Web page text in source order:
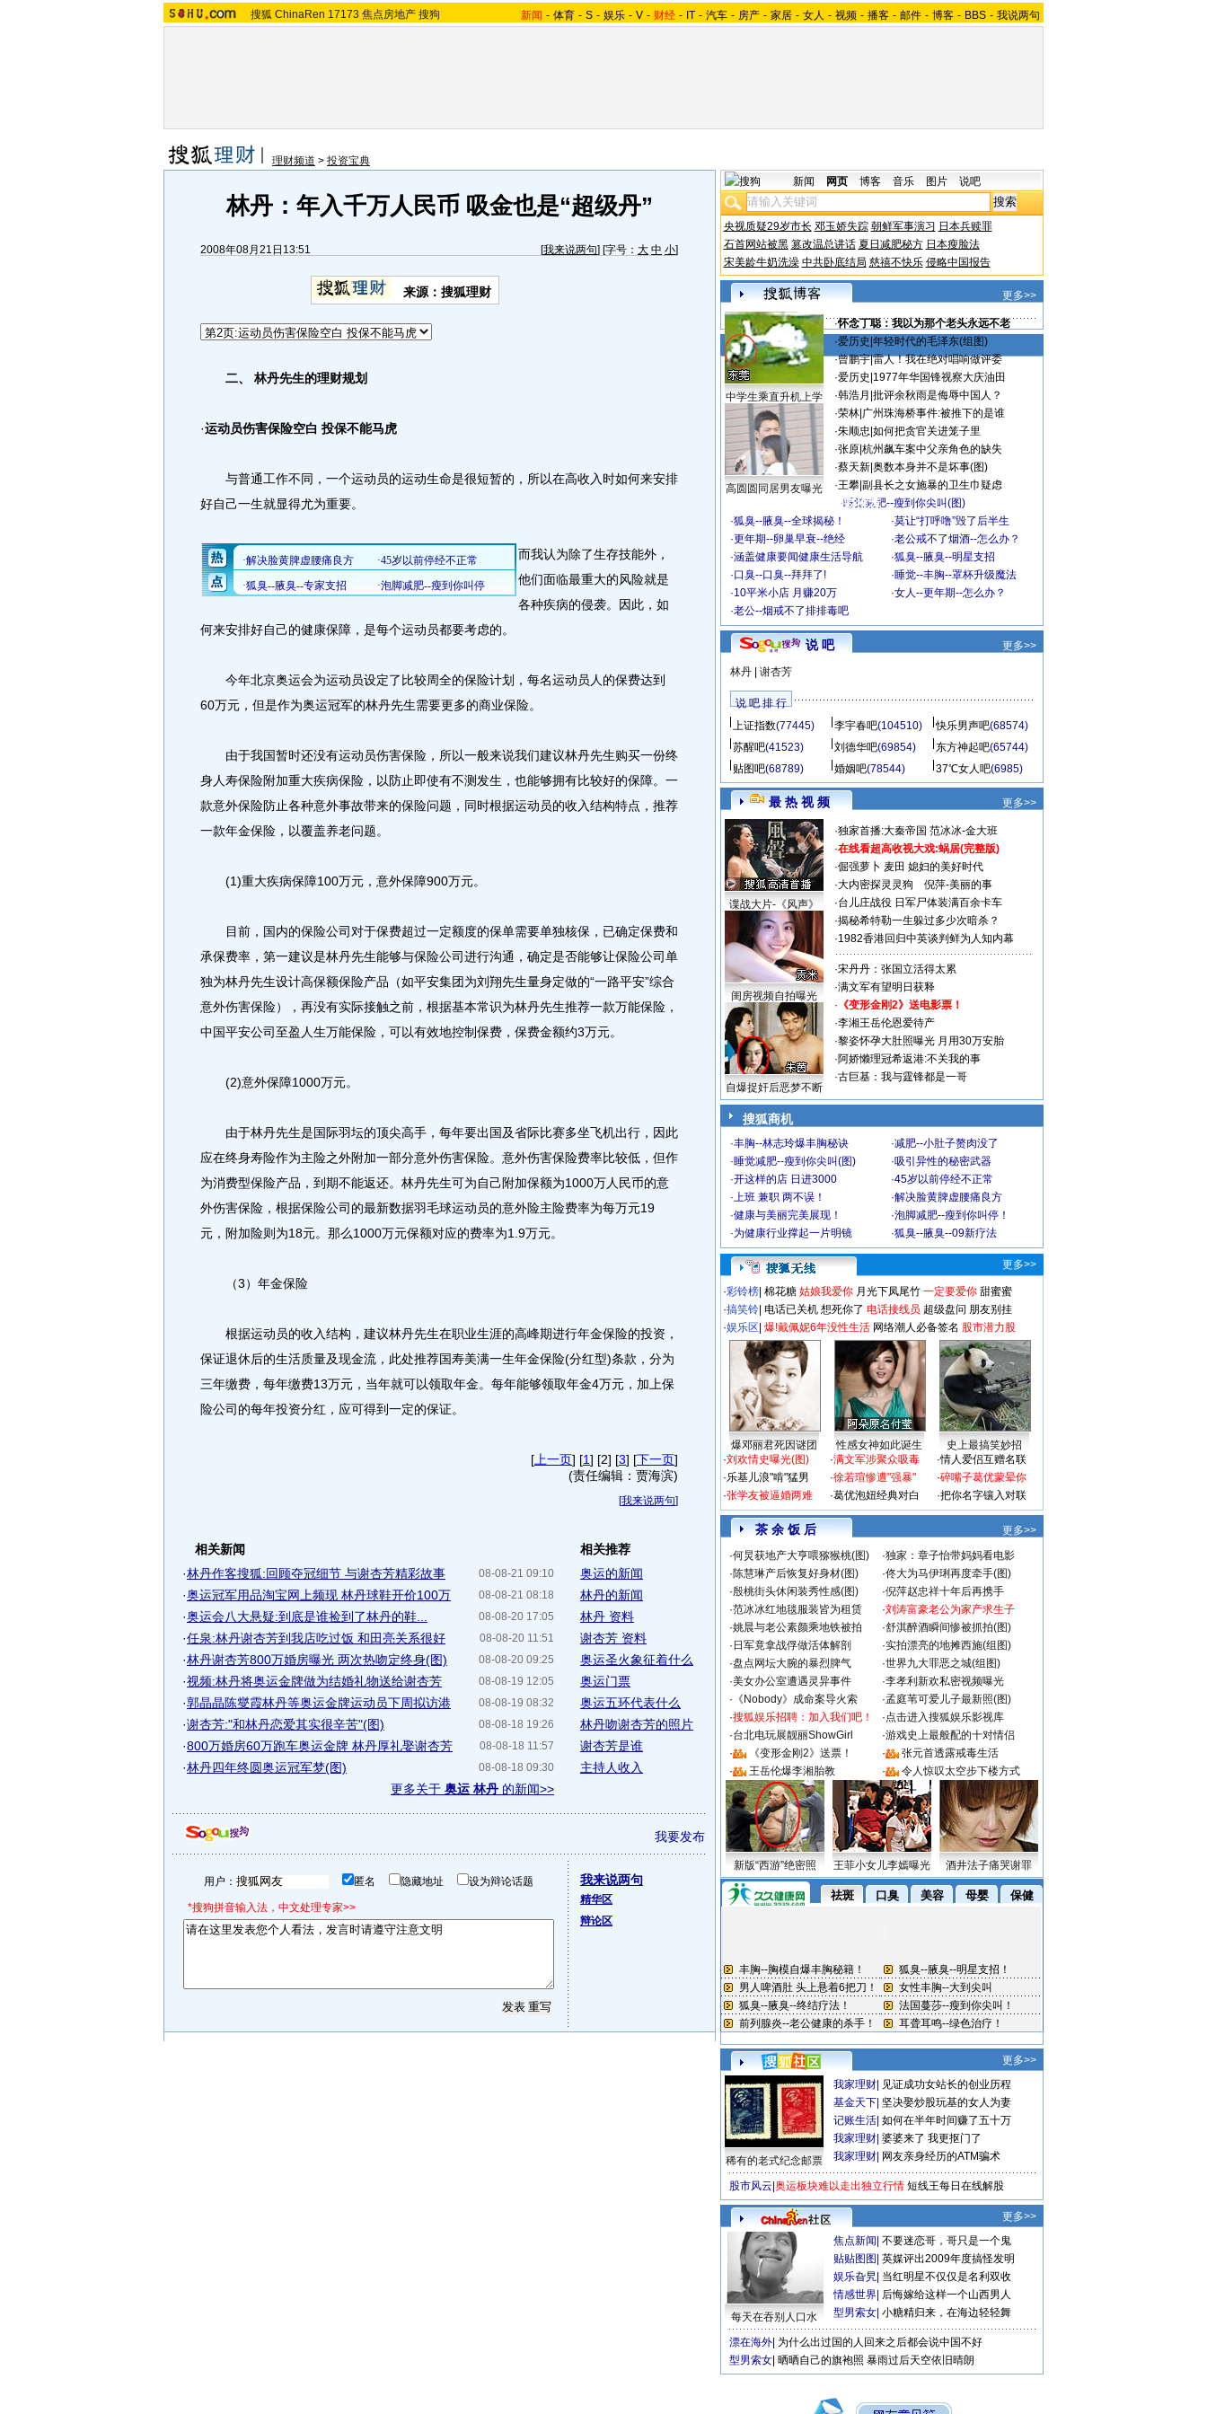
搜狐 ChinaRen 17173 焦点房地产 搜狗 新闻 - 体育 - S - 娱乐 - V - 财经 - IT - 汽车 - 房产 - 家居 - 女人 - 视频 - 播客 - 邮件 - 博客 - BBS - 我说两句
理财频道 > 投资宝典
林丹：年入千万人民币 吸金也是“超级丹”
2008年08月21日13:51 [我来说两句] [字号： 大 中 小]
来源：搜狐理财
二、 林丹先生的理财规划
·运动员伤害保险空白 投保不能马虎
与普通工作不同，一个运动员的运动生命是很短暂的，所以在高收入时如何来安排
好自己一生就显得尤为重要。
而我认为除了生存技能外，
他们面临最重大的风险就是
各种疾病的侵袭。因此，如
何来安排好自己的健康保障，是每个运动员都要考虑的。
今年北京奥运会为运动员设定了比较周全的保险计划，每名运动员人的保费达到
60万元，但是作为奥运冠军的林丹先生需要更多的商业保险。
由于我国暂时还没有运动员伤害保险，所以一般来说我们建议林丹先生购买一份终
身人寿保险附加重大疾病保险，以防止即使有不测发生，也能够拥有比较好的保障。一
款意外保险防止各种意外事故带来的保险问题，同时根据运动员的收入结构特点，推荐
一款年金保险，以覆盖养老问题。
(1)重大疾病保障100万元，意外保障900万元。
目前，国内的保险公司对于保费超过一定额度的保单需要单独核保，已确定保费和
承保费率，第一建议是林丹先生能够与保险公司进行沟通，确定是否能够让保险公司单
独为林丹先生设计高保额保险产品（如平安集团为刘翔先生量身定做的“一路平安”综合
意外伤害保险），再没有实际接触之前，根据基本常识为林丹先生推荐一款万能保险，
中国平安公司至盈人生万能保险，可以有效地控制保费，保费金额约3万元。
(2)意外保障1000万元。
由于林丹先生是国际羽坛的顶尖高手，每年要出国及省际比赛多坐飞机出行，因此
应在终身寿险作为主险之外附加一部分意外伤害保险。意外伤害保险费率比较低，但作
为消费型保险产品，到期不能返还。林丹先生可为自己附加保额为1000万人民币的意
外伤害保险，根据保险公司的最新数据羽毛球运动员的意外险主险费率为每万元19
元，附加险则为18元。那么1000万元保额对应的费率为1.9万元。
（3）年金保险
根据运动员的收入结构，建议林丹先生在职业生涯的高峰期进行年金保险的投资，
保证退休后的生活质量及现金流，此处推荐国寿美满一生年金保险(分红型)条款，分为
三年缴费，每年缴费13万元，当年就可以领取年金。每年能够领取年金4万元，加上保
险公司的每年投资分红，应可得到一定的保证。
[ 上一页] [1] [2] [3] [下一页]
(责任编辑：贾海滨)
[我来说两句]
相关新闻
08-08-21 09:10
·林丹作客搜狐:回顾夺冠细节 与谢杏芳精彩故事
08-08-21 08:18
·奥运冠军用品淘宝网上频现 林丹球鞋开价100万
08-08-20 17:05
·奥运会八大悬疑:到底是谁捡到了林丹的鞋...
08-08-20 11:51
·任泉:林丹谢杏芳到我店吃过饭 和田亮关系很好
08-08-20 09:25
·林丹谢杏芳800万婚房曝光 两次热吻定终身(图)
08-08-19 12:05
·视频:林丹将奥运金牌做为结婚礼物送给谢杏芳
08-08-19 08:32
·郭晶晶陈燮霞林丹等奥运金牌运动员下周拟访港
08-08-18 19:26
·谢杏芳:"和林丹恋爱其实很辛苦"(图)
08-08-18 11:57
·800万婚房60万跑车奥运金牌 林丹厚礼娶谢杏芳
08-08-18 09:30
·林丹四年终圆奥运冠军梦(图)
更多关于 奥运 林丹 的新闻>>
相关推荐
奥运的新闻
林丹的新闻
林丹 资料
谢杏芳 资料
奥运圣火象征着什么
奥运门票
奥运五环代表什么
林丹吻谢杏芳的照片
谢杏芳是谁
主持人收入
我要发布
用户： 匿名 隐藏地址 设为辩论话题
*搜狗拼音输入法，中文处理专家>>
我来说两句
精华区
辩论区
新闻 网页 博客 音乐 图片 说吧
央视质疑29岁市长 邓玉娇失踪 朝鲜军事演习 日本兵赎罪
石首网站被黑 篡改温总讲话 夏日减肥秘方 日本瘦脸法
宋美龄牛奶洗澡 中共卧底结局 慈禧不快乐 侵略中国报告
更多>>
中学生乘直升机上学
高圆圆同居男友曝光
·怀念丁聪：我以为那个老头永远不老
·爱历史 年轻时代的毛泽东(组图)
·曾鹏宇|雷人！我在绝对唱响做评委
·爱历史 1977年华国锋视察大庆油田
·韩浩月 批评余秋雨是侮辱中国人？
·荣林| 广州珠海桥事件:被推下的是谁
·朱顺忠 如何把贪官关进笼子里
·张原| 杭州飙车案中父亲角色的缺失
·蔡天新| 奥数本身并不是坏事(图)
·王攀| 副县长之女施暴的卫生巾疑虑
精彩推荐
·睡觉减肥--瘦到你尖叫(图)
·狐臭--腋臭--全球揭秘！ ·莫让“打呼噜”毁了后半生
·更年期--卵巢早衰--绝经 ·老公戒不了烟酒--怎么办？
·涵盖健康要闻健康生活导航 ·狐臭--腋臭--明星支招
·口臭--口臭--拜拜了! ·睡觉--丰胸--罩杯升级魔法
·10平米小店 月赚20万 ·女人--更年期--怎么办？
·老公--烟戒不了排排毒吧
说 吧 更多>>
林丹| 谢杏芳
说 吧 排 行
上证指数(77445) 李宇春吧(104510) 快乐男声吧(68574)
苏醒吧(41523) 刘德华吧(69854) 东方神起吧(65744)
贴图吧(68789) 婚姻吧(78544) 37℃女人吧(6985)
最 热 视 频 更多>>
谍战大片-《风声》
闺房视频自拍曝光
自爆捉奸后恶梦不断
·独家首播:大秦帝国 范冰冰-金大班
·在线看超高收视大戏:蜗居(完整版)
·倔强萝卜 麦田 媳妇的美好时代
·大内密探灵灵狗
倪萍-美丽的事
·台儿庄战役 日军尸体装满百余卡车
·揭秘希特勒一生躲过多少次暗杀？
·1982香港回归中英谈判鲜为人知内幕
·宋丹丹：张国立活得太累
·满文军有望明日获释
· 《变形金刚2》送电影票！
·李湘王岳伦恩爱待产
·黎姿怀孕大肚照曝光 月用30万安胎
·阿娇懒理冠希返港:不关我的事
·古巨基：我与霆锋都是一哥
搜狐商机
·丰胸--林志玲爆丰胸秘诀 ·减肥--小肚子赘肉没了
·睡觉减肥--瘦到你尖叫(图) ·吸引异性的秘密武器
·开这样的店 日进3000 ·45岁以前停经不正常
·上班 兼职 两不误！ ·解决脸黄脾虚腰痛良方
·健康与美丽完美展现！ ·泡脚减肥--瘦到你叫停！
·为健康行业撑起一片明镜 ·狐臭--腋臭--09新疗法
更多>>
·彩铃榜 棉花糖 姑娘我爱你 月光下凤尾竹 一定要爱你 甜蜜蜜
·搞笑铃 电话已关机 想死你了 电话接线员 超级盘问 朋友别挂
·娱乐区 爆!戴佩妮6年没性生活 网络潮人必备签名 股市潜力股
爆邓丽君死因谜团 性感女神如此诞生
史上最搞笑妙招
·刘欢情史曝光(图)
·乐基儿浪"啃"猛男
·张学友被逼婚两难
·满文军涉聚众吸毒
·徐若瑄惨遭"强暴"
·葛优泡妞经典对白
·情人爱侣互赠名联
·碎嘴子葛优蒙晕你
·把你名字镶入对联
茶 余 饭 后
更多>>
·何炅获地产大亨喂猕猴桃(图) ·独家：章子怡带妈妈看电影
·陈慧琳产后恢复好身材(图) ·佟大为马伊琍再度牵手(图)
·殷桃街头休闲装秀性感(图) ·倪萍赵忠祥十年后再携手
·范冰冰红地毯服装皆为租赁 ·刘涛富豪老公为家产求生子
·姚晨与老公素颜乘地铁被拍 ·舒淇醉酒瞬间惨被抓拍(图)
· 日军竟拿战俘做活体解剖 ·实拍漂亮的地摊西施(组图)
·盘点网坛大腕的暴烈脾气 ·世界九大罪恶之城(组图)
·美女办公室遭遇灵异事件 ·李孝利新欢私密视频曝光
· 《Nobody》成命案导火索 ·孟庭苇可爱儿子最新照(图)
·搜狐娱乐招聘：加入我们吧！ ·点击进入搜狐娱乐影视库
·台北电玩展靓丽ShowGirl ·游戏史上最般配的十对情侣
·
《变形金刚2》送票！ ·
张元首透露戒毒生活
·
王岳伦爆李湘胎教 · 令人惊叹太空步下楼方式
新版“西游”绝密照 王菲小女儿李嫣曝光 酒井法子痛哭谢罪
更多>>
稀有的老式纪念邮票
我家理财 见证成功女站长的创业历程
基金天下 坚决娶炒股玩基的女人为妻
记账生活 如何在半年时间赚了五十万
我家理财 婆婆来了 我更抠门了
我家理财 网友亲身经历的ATM骗术
股市风云 奥运板块难以走出独立行情 短线王每日在线解股
更多>>
每天在吞别人口水
焦点新闻 不要迷恋哥，哥只是一个鬼
贴贴图图 英媒评出2009年度搞怪发明
娱乐旮旯 当红明星不仅仅是名利双收
情感世界 后悔嫁给这样一个山西男人
型男索女 小糖精归来，在海边轻轻舞
漂在海外 为什么出过国的人回来之后都会说中国不好
型男索女 晒晒自己的旗袍照 暴雨过后天空依旧晴朗